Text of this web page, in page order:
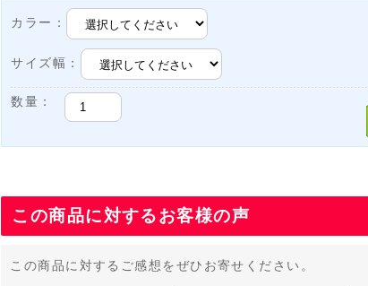
カラー：
サイズ幅：
数量：
この商品に対するお客様の声
この商品に対するご感想をぜひお寄せください。